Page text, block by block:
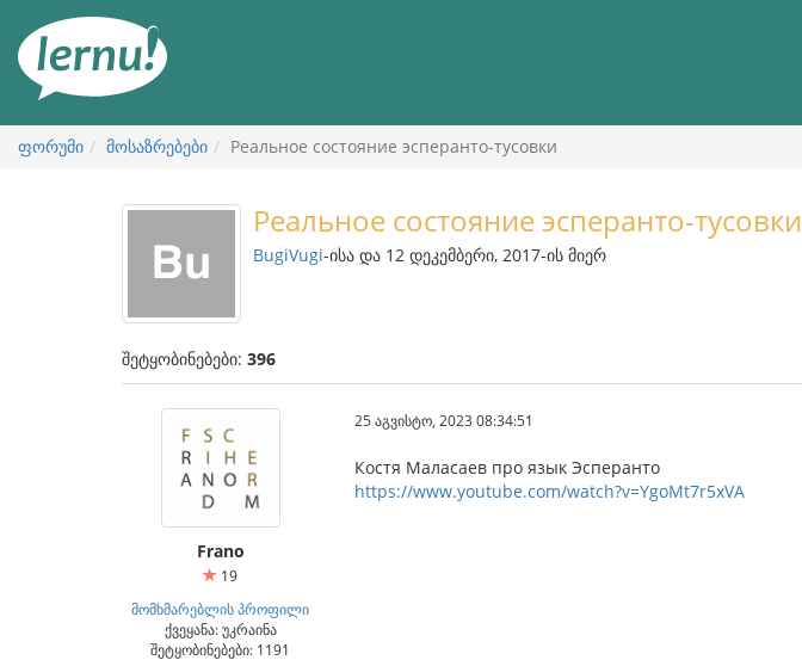
ნახვა
ფორუმი მოსაზრებები Реальное состояние эсперанто-тусовки
Реальное состояние эсперанто-тусовки
BugiVugi-ისა და 12 დეკემბერი, 2017-ის მიერ
შეტყობინებები: 396
Frano
19
მომხმარებლის პროფილი
ქვეყანა: უკრაინა
შეტყობინებები: 1191
25 აგვისტო, 2023 08:34:51
Костя Маласаев про язык Эсперанто
https://www.youtube.com/watch?v=YgoMt7r5xVA